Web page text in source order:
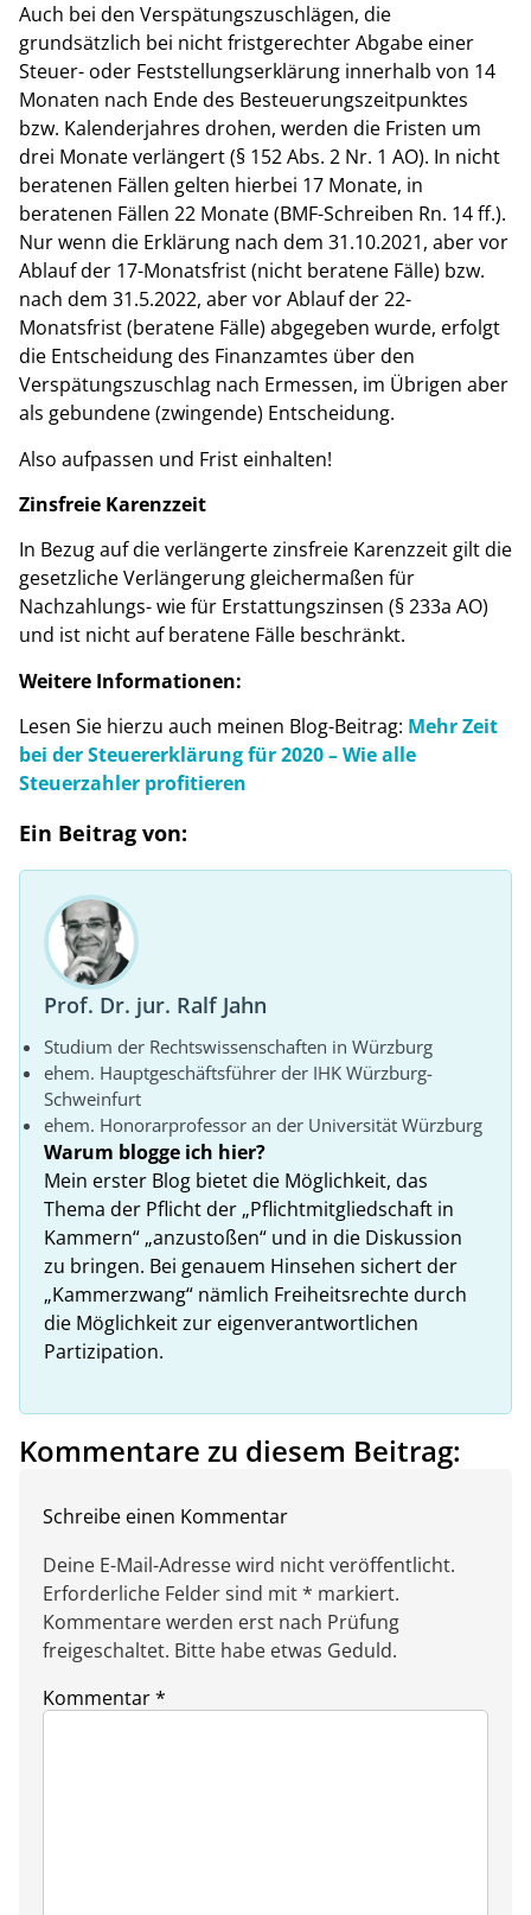
Auch bei den Verspätungszuschlägen, die
grundsätzlich bei nicht fristgerechter Abgabe einer
Steuer- oder Feststellungserklärung innerhalb von 14
Monaten nach Ende des Besteuerungszeitpunktes
bzw. Kalenderjahres drohen, werden die Fristen um
drei Monate verlängert (§ 152 Abs. 2 Nr. 1 AO). In nicht
beratenen Fällen gelten hierbei 17 Monate, in
beratenen Fällen 22 Monate (BMF-Schreiben Rn. 14 ff.).
Nur wenn die Erklärung nach dem 31.10.2021, aber vor
Ablauf der 17-Monatsfrist (nicht beratene Fälle) bzw.
nach dem 31.5.2022, aber vor Ablauf der 22-
Monatsfrist (beratene Fälle) abgegeben wurde, erfolgt
die Entscheidung des Finanzamtes über den
Verspätungszuschlag nach Ermessen, im Übrigen aber
als gebundene (zwingende) Entscheidung.
Also aufpassen und Frist einhalten!
Zinsfreie Karenzzeit
In Bezug auf die verlängerte zinsfreie Karenzzeit gilt die
gesetzliche Verlängerung gleichermaßen für
Nachzahlungs- wie für Erstattungszinsen (§ 233a AO)
und ist nicht auf beratene Fälle beschränkt.
Weitere Informationen:
Lesen Sie hierzu auch meinen Blog-Beitrag: Mehr Zeit
bei der Steuererklärung für 2020 – Wie alle
Steuerzahler profitieren
Ein Beitrag von:
Prof. Dr. jur. Ralf Jahn
Studium der Rechtswissenschaften in Würzburg
ehem. Hauptgeschäftsführer der IHK Würzburg-
Schweinfurt
ehem. Honorarprofessor an der Universität Würzburg
Warum blogge ich hier?
Mein erster Blog bietet die Möglichkeit, das
Thema der Pflicht der „Pflichtmitgliedschaft in
Kammern“ „anzustoßen“ und in die Diskussion
zu bringen. Bei genauem Hinsehen sichert der
„Kammerzwang“ nämlich Freiheitsrechte durch
die Möglichkeit zur eigenverantwortlichen
Partizipation.
Kommentare zu diesem Beitrag:
Schreibe einen Kommentar
Deine E-Mail-Adresse wird nicht veröffentlicht.
Erforderliche Felder sind mit * markiert.
Kommentare werden erst nach Prüfung
freigeschaltet. Bitte habe etwas Geduld.
Kommentar*